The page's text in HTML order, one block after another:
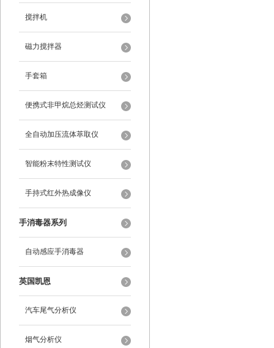
搅拌机
磁力搅拌器
手套箱
便携式非甲烷总烃测试仪
全自动加压流体萃取仪
智能粉末特性测试仪
手持式红外热成像仪
手消毒器系列
自动感应手消毒器
英国凯恩
汽车尾气分析仪
烟气分析仪